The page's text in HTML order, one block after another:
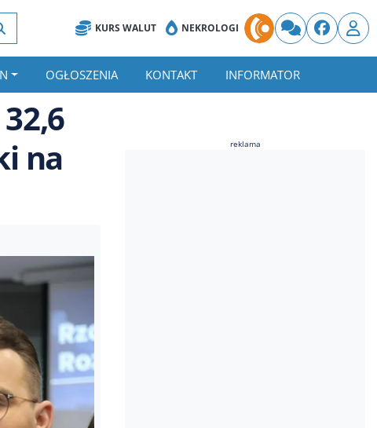
KURS WALUT NEKROLOGI
OGŁOSZENIA KONTAKT INFORMATOR
na
reklama